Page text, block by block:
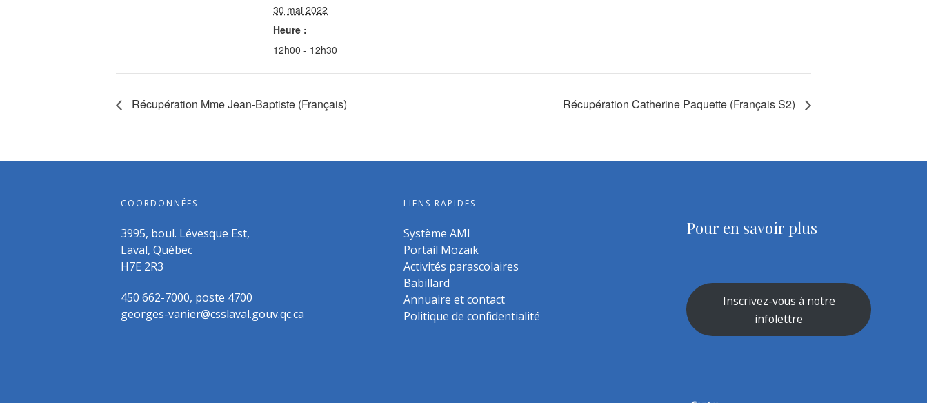
30 mai 2022
Heure :
12h00 - 12h30
Récupération Mme Jean-Baptiste (Français) Récupération Catherine Paquette (Français S2)
COORDONNÉES
3995, boul. Lévesque Est,
Laval, Québec
H7E 2R3
450 662-7000, poste 4700
georges-vanier@csslaval.gouv.qc.ca
LIENS RAPIDES
Système AMI
Portail Mozaïk
Activités parascolaires
Babillard
Annuaire et contact
Politique de confidentialité
Pour en savoir plus
Inscrivez-vous à notre
infolettre